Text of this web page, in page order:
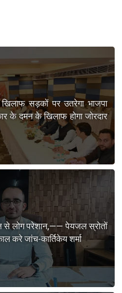
सड़कों पर उतरेगा भाजपा
के दमन के खिलाफ होगा जोरदार
से लोग परेशान,—— पेयजल स्रोतों
करे जांच-कार्तिकेय शर्मा